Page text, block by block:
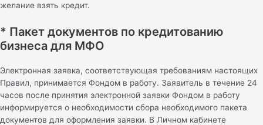
желание взять кредит.
* Пакет документов по кредитованию
бизнеса для МФО
Электронная заявка, соответствующая требованиям настоящих
Правил, принимается Фондом в работу. Заявитель в течение 24
часов после принятия электронной заявки Фондом в работу
информируется о необходимости сбора необходимого пакета
документов для оформления заявки. В Личном кабинете